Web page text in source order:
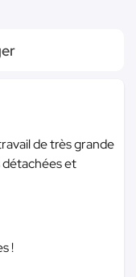
de très grande
et
!